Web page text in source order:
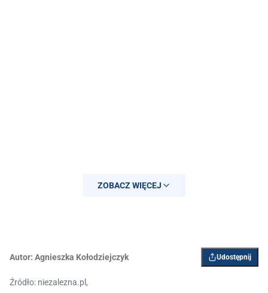
ZOBACZ WIĘCEJ
Autor: Agnieszka Kołodziejczyk Udostępnij
Źródło: niezalezna.pl,